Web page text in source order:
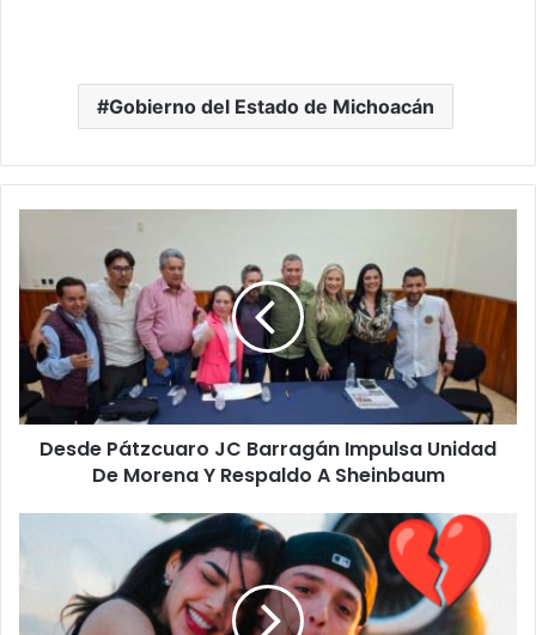
Gobierno del Estado de Michoacán
Barragán
Impulsa
Unidad
De
Morena
Y
Respaldo
Desde Pátzcuaro JC Barragán Impulsa Unidad
De Morena Y Respaldo A Sheinbaum
Kenia